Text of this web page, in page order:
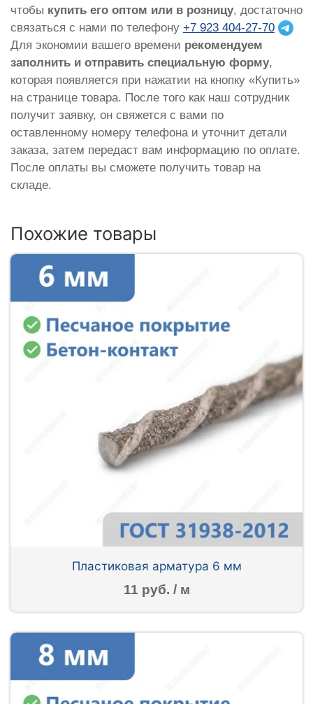
чтобы купить его оптом или в розницу, достаточно
связаться с нами по телефону +7 923 404-27-70
Для экономии вашего времени рекомендуем
заполнить и отправить специальную форму,
которая появляется при нажатии на кнопку «Купить»
на странице товара. После того как наш сотрудник
получит заявку, он свяжется с вами по
оставленному номеру телефона и уточнит детали
заказа, затем передаст вам информацию по оплате.
После оплаты вы сможете получить товар на
складе.
Похожие товары
Пластиковая арматура 6 мм
11 руб. / м